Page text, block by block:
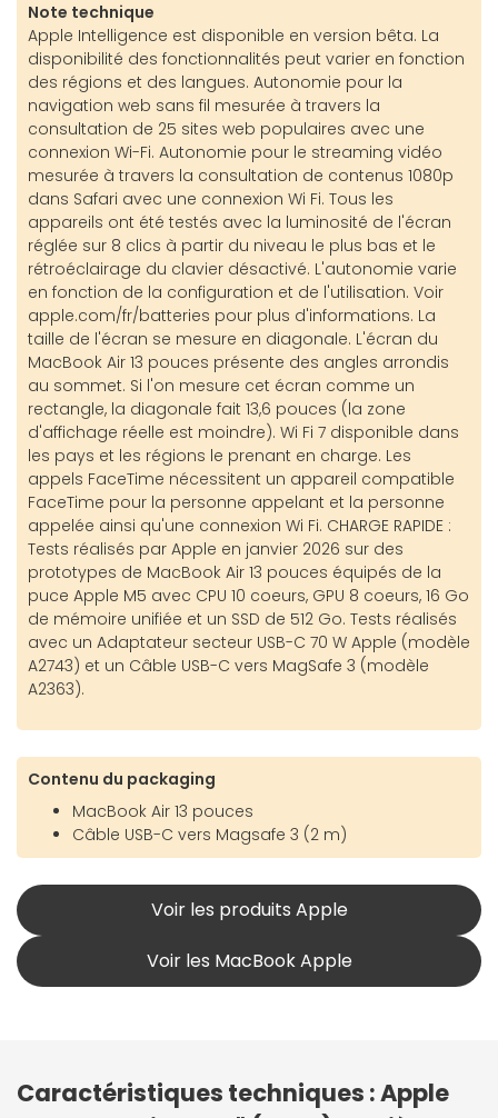
Note technique
Apple Intelligence est disponible en version bêta. La
disponibilité des fonctionnalités peut varier en fonction
des régions et des langues. Autonomie pour la
navigation web sans fil mesurée à travers la
consultation de 25 sites web populaires avec une
connexion Wi-Fi. Autonomie pour le streaming vidéo
mesurée à travers la consultation de contenus 1080p
dans Safari avec une connexion Wi Fi. Tous les
appareils ont été testés avec la luminosité de l'écran
réglée sur 8 clics à partir du niveau le plus bas et le
rétroéclairage du clavier désactivé. L'autonomie varie
en fonction de la configuration et de l'utilisation. Voir
apple.com/fr/batteries pour plus d'informations. La
taille de l'écran se mesure en diagonale. L'écran du
MacBook Air 13 pouces présente des angles arrondis
au sommet. Si l'on mesure cet écran comme un
rectangle, la diagonale fait 13,6 pouces (la zone
d'affichage réelle est moindre). Wi Fi 7 disponible dans
les pays et les régions le prenant en charge. Les
appels FaceTime nécessitent un appareil compatible
FaceTime pour la personne appelant et la personne
appelée ainsi qu'une connexion Wi Fi. CHARGE RAPIDE :
Tests réalisés par Apple en janvier 2026 sur des
prototypes de MacBook Air 13 pouces équipés de la
puce Apple M5 avec CPU 10 coeurs, GPU 8 coeurs, 16 Go
de mémoire unifiée et un SSD de 512 Go. Tests réalisés
avec un Adaptateur secteur USB-C 70 W Apple (modèle
A2743) et un Câble USB-C vers MagSafe 3 (modèle
A2363).
Contenu du packaging
MacBook Air 13 pouces
Câble USB-C vers Magsafe 3 (2 m)
Voir les produits Apple
Voir les MacBook Apple
Caractéristiques techniques : Apple